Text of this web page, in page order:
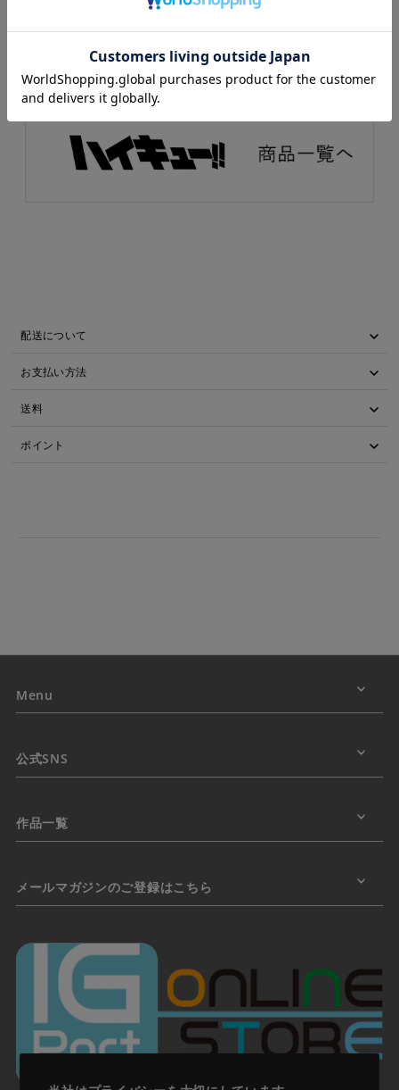
※画像はイメージです。実際の商品とは異なります。
配送について
お支払い方法
送料
ポイント
Menu
公式SNS
作品一覧
メールマガジンのご登録はこちら